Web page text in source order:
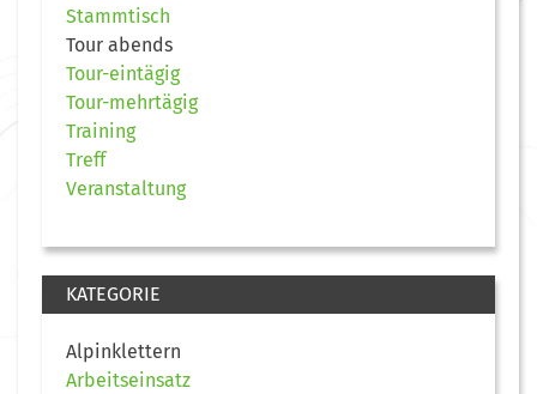
Stammtisch
Tour abends
Tour-eintägig
Tour-mehrtägig
Training
Treff
Veranstaltung
KATEGORIE
Alpinklettern
Arbeitseinsatz